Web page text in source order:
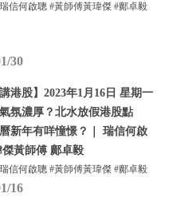
信何啟聰 #黃師傅黃瑋傑 #鄺卓毅
30
講港股】2023年1月16日 星期一
氣氛濃厚？北水放假港股點
新年有咩憧憬？｜ 瑞信何啟
黃師傅 鄺卓毅
信何啟聰 #黃師傅黃瑋傑 #鄺卓毅
16